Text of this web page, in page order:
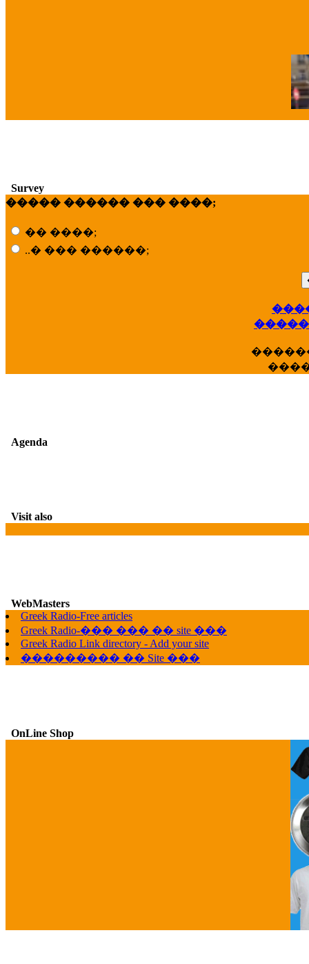
Survey
����� ������ ��� ����;
�� ����;
..� ��� ������;
Agenda
Visit also
WebMasters
Greek Radio-Free articles
Greek Radio-��� ��� �� site ���
Greek Radio Link directory - Add your site
��������� �� Site ���
OnLine Shop